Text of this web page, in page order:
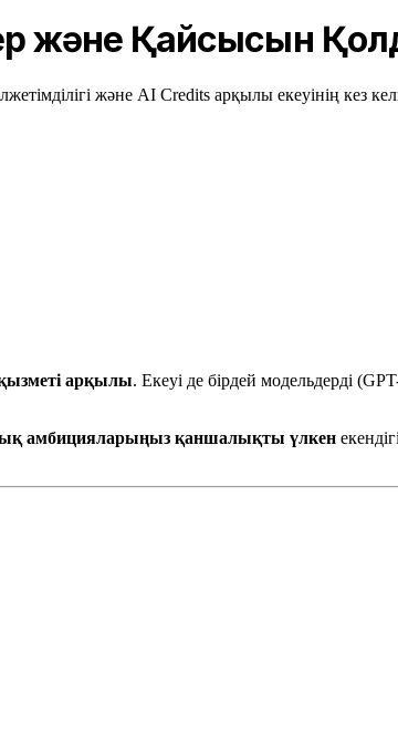
және Қайсысын
және AI Credits арқылы екеуінің кез
арқылы. Екеуі де бірдей модельдерді
амбицияларыңыз қаншалықты үлкен